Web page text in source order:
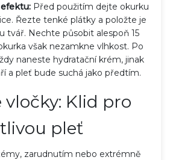
Před použitím dejte okurku
Řezte tenké plátky a položte je
tvář. Nechte působit alespoň 15
však nezamkne vlhkost. Po
naneste hydratační krém, jinak
a pleť bude suchá jako předtím.
vločky: Klid pro
pleť
zarudnutím nebo extrémně